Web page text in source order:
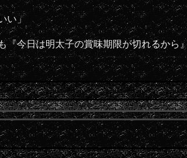
い」
今日は明太子の賞味期限が切れるから